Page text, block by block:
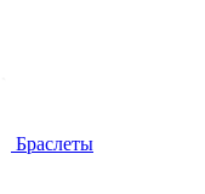
Браслеты